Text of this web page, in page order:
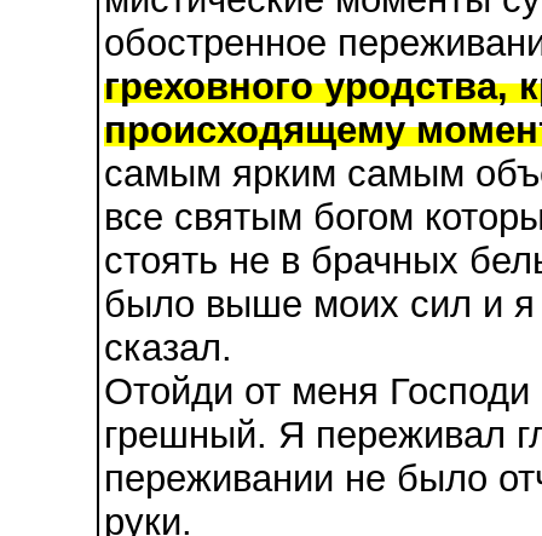
обостренное
греховного уродства,
происходящему
самым ярким самым
все святым богом
стоять не в брачных
было выше моих сил и я
сказал.
Отойди от меня
грешный. Я переживал
переживании не было
руки.